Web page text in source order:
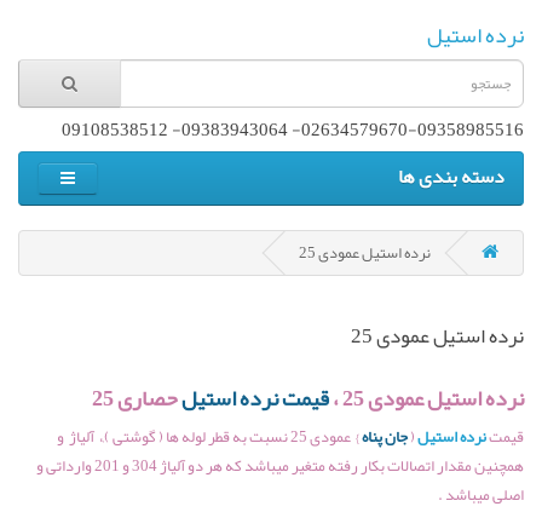
نرده استیل
02634579670-09358985516- 09383943064- 09108538512
دسته بندی ها
نرده استیل عمودی 25
نرده استیل عمودی 25
نرده استیل عمودی 25 ، قیمت نرده استیلحصاری 25
قیمتنرده استیل(جان پناه}
عمودی 25 نسبت به قطر لوله ها ( گوشتی ),، آلیاژ و
همچنین مقدار اتصالات بکار رفته متغیر میباشد که هر دو آلیاژ 304 و 201 وارداتی و
اصلی میباشد .